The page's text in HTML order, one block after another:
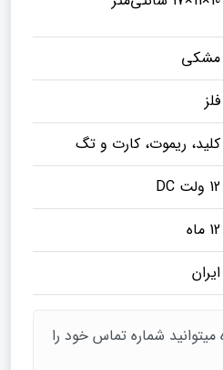
مشکی
فلز
کلید، ریموت، کارت و تگ
12 ولت DC
12 ماه
ایران
شماره تماس خود را